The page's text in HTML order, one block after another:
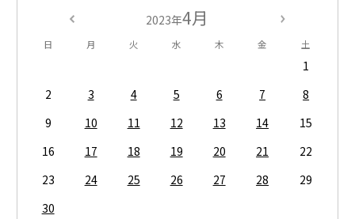
2023年4月
日 月 火 水 木 金 土
1
2
3 4 5 6 7
8
9
10 11 12 13 14
15
16
17 18 19 20 21
22
23
24 25 26 27 28
29
30